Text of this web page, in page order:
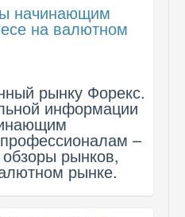
начинающим
на валютном
рынку Форекс.
информации
–
рынков,
рынке.